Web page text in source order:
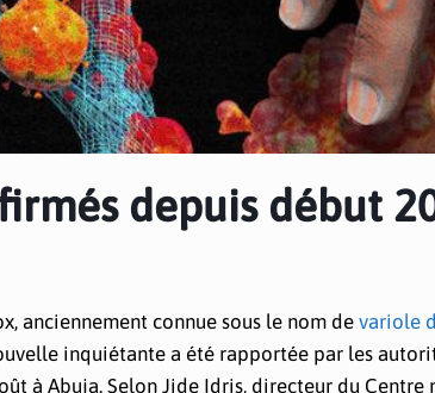
depuis début
anciennement connue sous le nom de variole
inquiétante a été rapportée par les
à Abuja. Selon Jide Idris, directeur du Centre